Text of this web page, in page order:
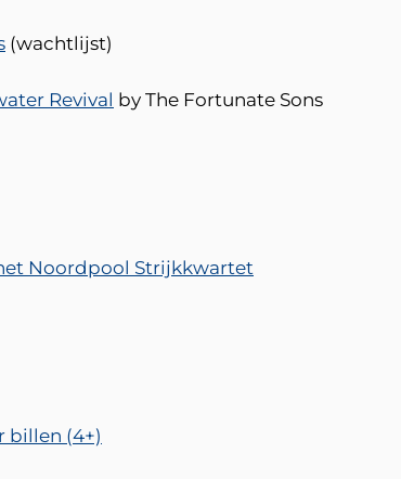
(wachtlijst)
Revival by The Fortunate Sons
Noordpool Strijkkwartet
billen (4+)